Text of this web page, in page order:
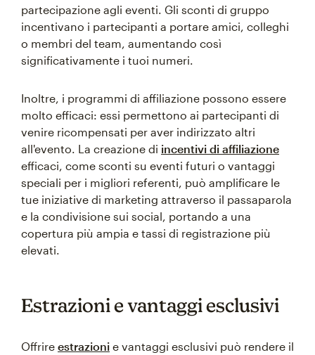
partecipazione agli eventi. Gli sconti di gruppo
incentivano i partecipanti a portare amici, colleghi
o membri del team, aumentando così
significativamente i tuoi numeri.
Inoltre, i programmi di affiliazione possono essere
molto efficaci: essi permettono ai partecipanti di
venire ricompensati per aver indirizzato altri
all'evento. La creazione di incentivi di affiliazione
efficaci, come sconti su eventi futuri o vantaggi
speciali per i migliori referenti, può amplificare le
tue iniziative di marketing attraverso il passaparola
e la condivisione sui social, portando a una
copertura più ampia e tassi di registrazione più
elevati.
Estrazioni e vantaggi esclusivi
Offrire estrazioni e vantaggi esclusivi può rendere il